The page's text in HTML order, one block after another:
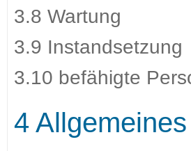
3.8 Wartung
3.9 Instandsetzung
3.10 befähigte
4 Allgemeines